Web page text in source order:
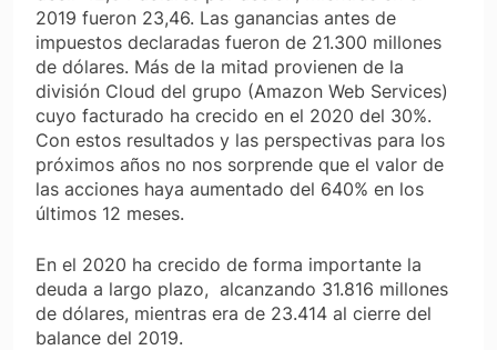
2019 fueron 23,46. Las ganancias antes de
impuestos declaradas fueron de 21.300 millones
de dólares. Más de la mitad provienen de la
división Cloud del grupo (Amazon Web Services)
cuyo facturado ha crecido en el 2020 del 30%.
Con estos resultados y las perspectivas para los
próximos años no nos sorprende que el valor de
las acciones haya aumentado del 640% en los
últimos 12 meses.
En el 2020 ha crecido de forma importante la
deuda a largo plazo, alcanzando 31.816 millones
de dólares, mientras era de 23.414 al cierre del
balance del 2019.